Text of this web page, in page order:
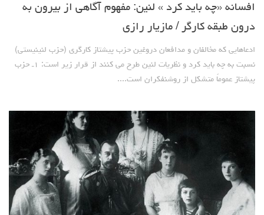
افسانه «چه باید کرد » لنین: مفهوم آگاهی از بیرون به
درون طبقه کارگر / مازیار رازی
ادعاهایی که مخالفان و مدافعان دروغین حزب پیشتاز کارگری (حزب لنینیستی)
نسبت به چه باید کرد و نظریات لنین طرح می کنند از قرار زیر است: ۱ـ حزب
پیشتاز عموماً متشکل از روشنفکران است....